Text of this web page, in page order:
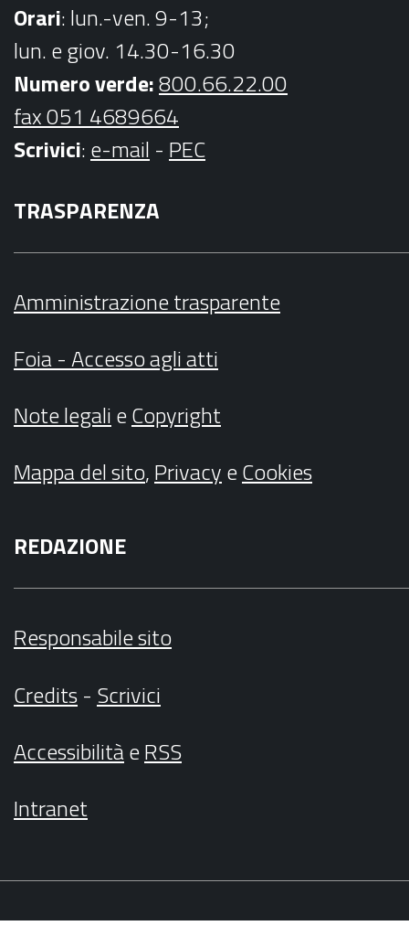
Orari: lun.-ven. 9-13;
lun. e giov. 14.30-16.30
Numero verde:800.66.22.00
fax 051 4689664
Scrivici:e-mail - PEC
TRASPARENZA
Amministrazione trasparente
Foia - Accesso agli atti
Note legalieCopyright
Mappa del sito,PrivacyeCookies
REDAZIONE
Responsabile sito
Credits- Scrivici
AccessibilitàeRSS
Intranet